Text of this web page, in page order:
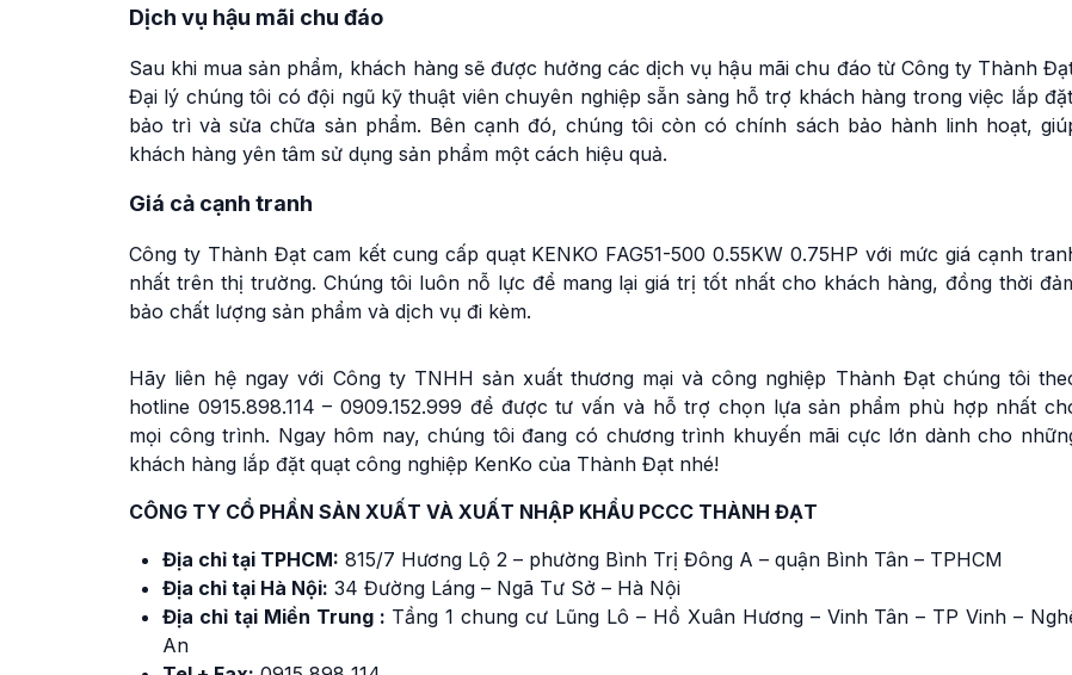
Dịch vụ hậu mãi chu đáo
Sau khi mua sản phẩm, khách hàng sẽ được hưởng các dịch vụ hậu mãi chu đáo từ Công ty Thành
Đại lý chúng tôi có đội ngũ kỹ thuật viên chuyên nghiệp sẵn sàng hỗ trợ khách hàng trong việc lắp
bảo trì và sửa chữa sản phẩm. Bên cạnh đó, chúng tôi còn có chính sách bảo hành linh hoạt,
khách hàng yên tâm sử dụng sản phẩm một cách hiệu quả.
Giá cả cạnh tranh
Công ty Thành Đạt cam kết cung cấp quạt KENKO FAG51-500 0.55KW 0.75HP với mức giá cạnh
nhất trên thị trường. Chúng tôi luôn nỗ lực để mang lại giá trị tốt nhất cho khách hàng, đồng thời
bảo chất lượng sản phẩm và dịch vụ đi kèm.
Hãy liên hệ ngay với Công ty TNHH sản xuất thương mại và công nghiệp Thành Đạt chúng tôi
hotline 0915.898.114 – 0909.152.999 để được tư vấn và hỗ trợ chọn lựa sản phẩm phù hợp nhất
mọi công trình. Ngay hôm nay, chúng tôi đang có chương trình khuyến mãi cực lớn dành cho
khách hàng lắp đặt quạt công nghiệp KenKo của Thành Đạt nhé!
CÔNG TY CỔ PHẦN SẢN XUẤT VÀ XUẤT NHẬP KHẨU PCCC THÀNH ĐẠT
Địa chỉ tại TPHCM: 815/7 Hương Lộ 2 – phường Bình Trị Đông A – quận Bình Tân – TPHCM
Địa chỉ tại Hà Nội: 34 Đường Láng – Ngã Tư Sở – Hà Nội
Địa chỉ tại Miền Trung : Tầng 1 chung cư Lũng Lô – Hồ Xuân Hương – Vinh Tân – TP Vinh –
An